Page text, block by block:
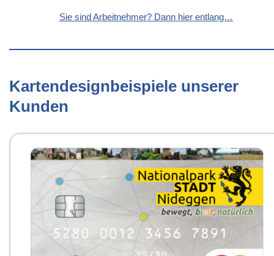
Sie sind Arbeitnehmer? Dann hier entlang…
Kartendesignbeispiele unserer
Kunden